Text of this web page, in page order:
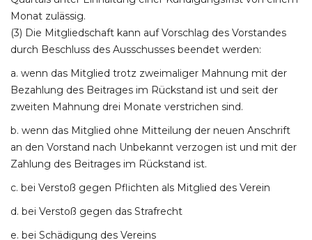
Monat zulässig.
(3) Die Mitgliedschaft kann auf Vorschlag des Vorstandes
durch Beschluss des Ausschusses beendet werden:
a. wenn das Mitglied trotz zweimaliger Mahnung mit der
Bezahlung des Beitrages im Rückstand ist und seit der
zweiten Mahnung drei Monate verstrichen sind.
b. wenn das Mitglied ohne Mitteilung der neuen Anschrift
an den Vorstand nach Unbekannt verzogen ist und mit der
Zahlung des Beitrages im Rückstand ist.
c. bei Verstoß gegen Pflichten als Mitglied des Verein
d. bei Verstoß gegen das Strafrecht
e. bei Schädigung des Vereins